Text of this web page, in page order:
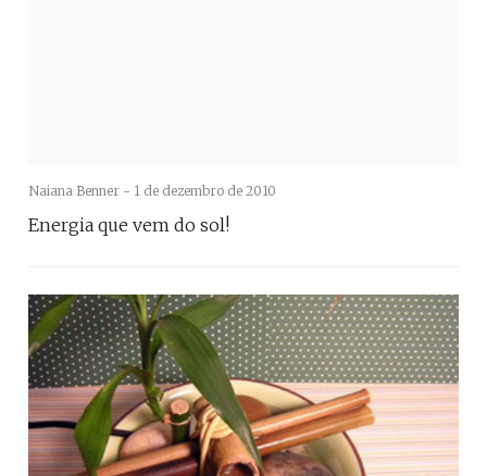
Naiana Benner - 1 de dezembro de 2010
Energia que vem do sol!